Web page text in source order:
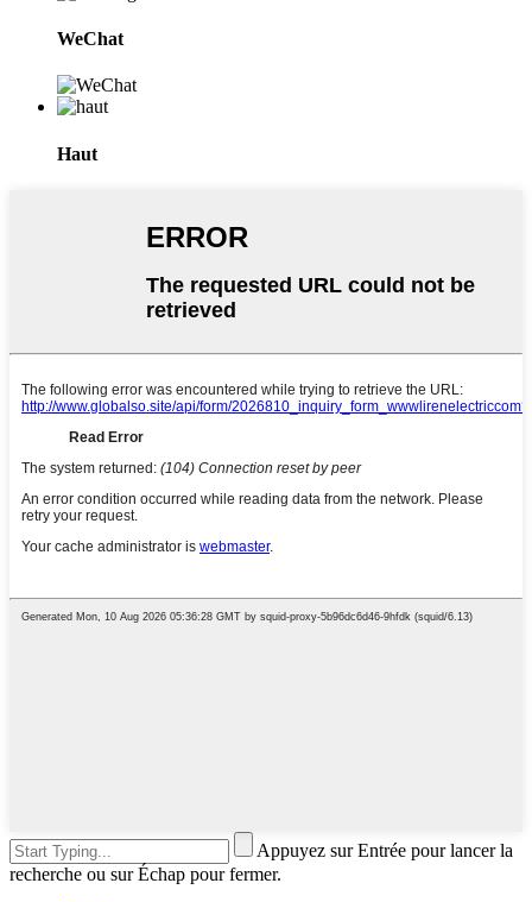
WeChat
Haut
Appuyez sur Entrée pour lancer la
recherche ou sur Échap pour fermer.